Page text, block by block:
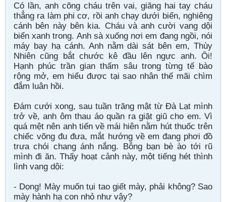
Có lần, anh cõng cháu trên vai, giăng hai tay cháu
thẳng ra làm phi cơ, rồi anh chạy dưới biển, nghiêng
cánh bên này bên kia. Cháu và anh cười vang dội
biển xanh trong. Anh sà xuống nơi em đang ngồi, nói
máy bay hạ cánh. Anh nằm dài sát bên em, Thùy
Nhiên cũng bắt chước kê đầu lên ngực anh. Ôi!
Hạnh phúc trần gian thấm sâu trong từng tế bào
rộng mở, em hiểu được tại sao nhân thế mãi chìm
đắm luân hồi.
Đám cưới xong, sau tuần trăng mật từ Đà Lạt mình
trở về, anh ôm thau áo quần ra giặt giũ cho em. Vì
quá mệt nên anh tiến về mái hiên nằm hút thuốc trên
chiếc võng đu đưa, mắt hướng về em đang phơi đồ
trưa chói chang ánh nắng. Bỗng bạn bè ào tới rũ
mình đi ăn. Thấy hoạt cảnh này, một tiếng hét thình
lình vang dội:
- Dọng! Mày muốn tụi tao giết mày, phải không? Sao
mày hành hạ con nhỏ như vậy?